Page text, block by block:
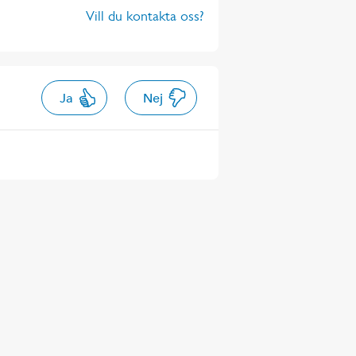
Vill du kontakta oss?
Ja Nej